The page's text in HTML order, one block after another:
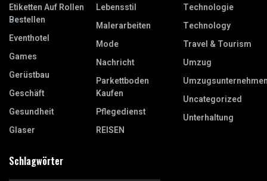
Etiketten Auf Rollen
Bestellen
Eventhotel
Games
Gerüstbau
Geschäft
Gesundheit
Glaser
Lebensstil
Malerarbeiten
Mode
Nachricht
Parkettboden
Kaufen
Pflegedienst
REISEN
Technologie
Technology
Travel & Tourism
Umzug
Uncategorized
Unterhaltung
Schlagwörter